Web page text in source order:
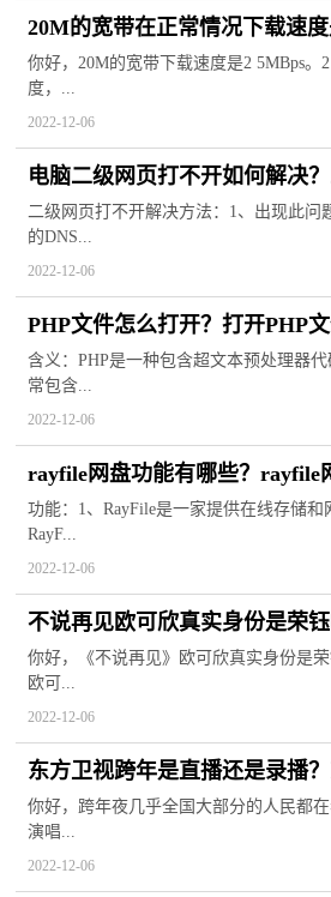
20M的宽带在正常情况下载速
身够用吗？
你好，20M的宽带下载速度是2 5MBps。
度，...
2022-12-06
电脑二级网页打不开如何解决
决方法一览
二级网页打不开解决方法：1、出现此问
的DNS...
2022-12-06
PHP文件怎么打开？打开PHP
含义：PHP是一种包含超文本预处理器
常包含...
2022-12-06
rayfile网盘功能有哪些？rayfile
注意事项
功能：1、RayFile是一家提供在线存储和
RayF...
2022-12-06
不说再见欧可欣真实身份是荣
发生了什么？
你好，《不说再见》欧可欣真实身份是
欧可...
2022-12-06
东方卫视跨年是直播还是录播
会2021-2022名单
你好，跨年夜几乎全国大部分的人民都
演唱...
2022-12-06